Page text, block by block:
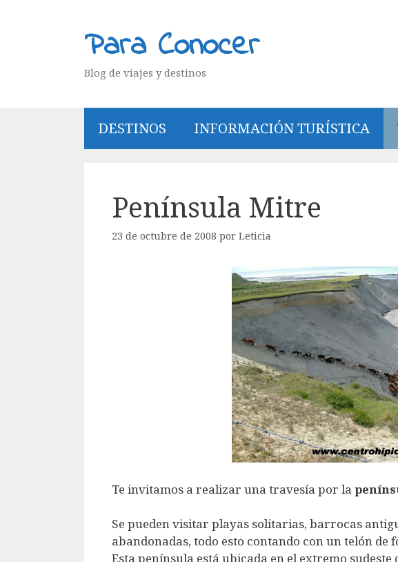
Para Conocer
Blog de viajes y destinos
DESTINOS INFORMACIÓN TURÍSTICA
Península Mitre
23 de octubre de 2008 por Leticia
Te invitamos a realizar una travesía por la
Se pueden visitar playas solitarias, barrocas
abandonadas, todo esto contando con un telón de
Esta península está ubicada en el extremo sudeste